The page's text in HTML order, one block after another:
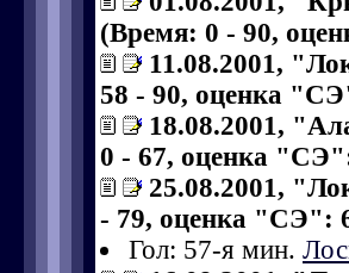
(Время: 0 - 90,
11.08.2001,
58 - 90, оценка
18.08.2001,
0 - 67, оценка
25.08.2001,
- 79, оценка "СЭ":
Гол: 57-я мин.